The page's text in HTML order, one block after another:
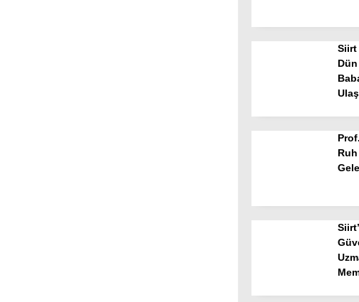
Siirt
Ruh